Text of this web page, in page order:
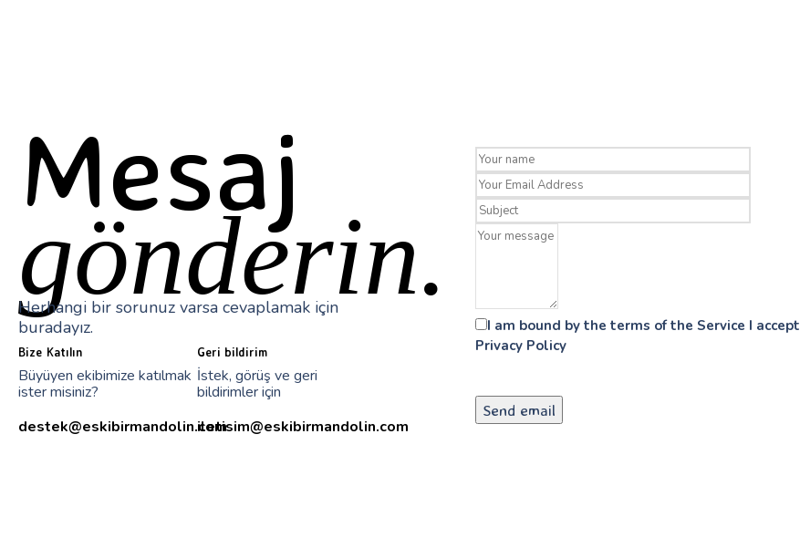
Mesaj
gönderin.
Herhangi bir sorunuz varsa cevaplamak için
buradayız.
Bize Katılın
Büyüyen ekibimize katılmak
ister misiniz?
destek@eskibirmandolin.com
Geri bildirim
İstek, görüş ve geri
bildirimler için
iletisim@eskibirmandolin.com
I am bound by the terms of the Service I accept
Privacy Policy